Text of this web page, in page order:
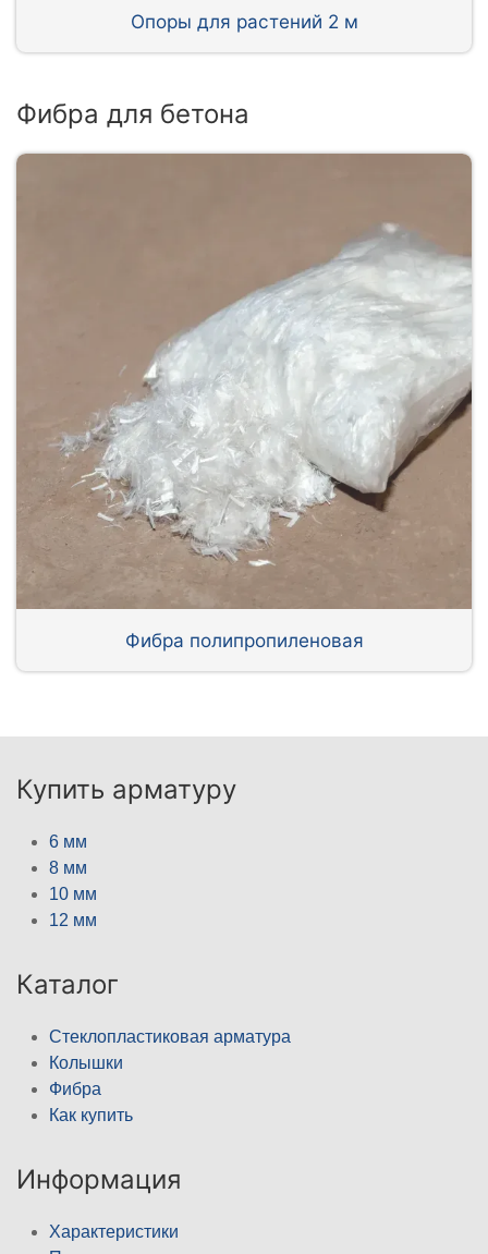
Опоры для растений 2 м
Фибра для бетона
Фибра полипропиленовая
Купить арматуру
6 мм
8 мм
10 мм
12 мм
Каталог
Стеклопластиковая арматура
Колышки
Фибра
Как купить
Информация
Характеристики